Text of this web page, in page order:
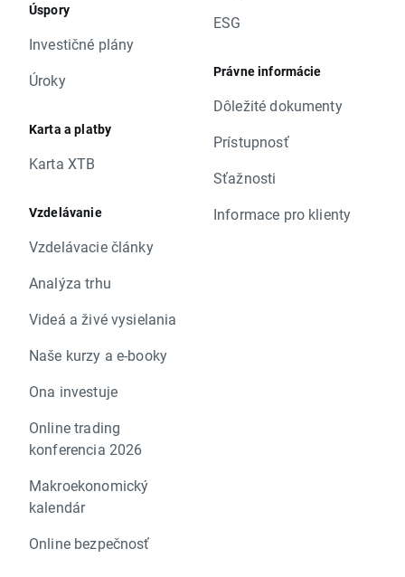
Úspory
Investičné plány
Úroky
Karta a platby
Karta XTB
Vzdelávanie
Vzdelávacie články
Analýza trhu
Videá a živé vysielania
Naše kurzy a e-booky
Ona investuje
Online trading
konferencia 2026
Makroekonomický
kalendár
Online bezpečnosť
ESG
Právne informácie
Dôležité dokumenty
Prístupnosť
Sťažnosti
Informace pro klienty